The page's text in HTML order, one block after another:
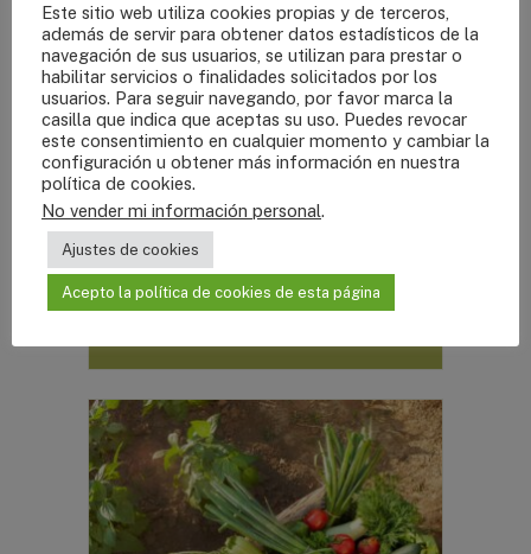
talleres
2 Masterclass exclusivas para
socios en directo
Descuento en consulta de
nutrición con Núria
Salidas de ocio con el resto de
suscriptores y el equipo de mastika
L’Horta
Este sitio web utiliza cookies propias y de terceros,
además de servir para obtener datos estadísticos de la
navegación de sus usuarios, se utilizan para prestar o
habilitar servicios o finalidades solicitados por los
usuarios. Para seguir navegando, por favor marca la
casilla que indica que aceptas su uso. Puedes revocar
este consentimiento en cualquier momento y cambiar la
configuración u obtener más información en nuestra
política de cookies.
No vender mi información personal.
Ajustes de cookies
Acepto la política de cookies de esta página